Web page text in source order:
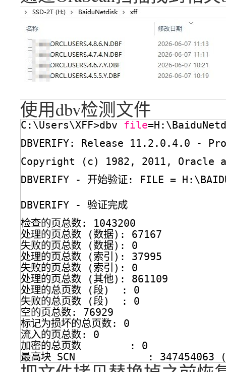
使用dbv检测文件
C:\Users\XFF>dbv file
DBVERIFY: Release 11.2.0.4.0 -
Copyright (c) 1982, 2011, Oracle
DBVERIFY - 开始验证: FILE =
DBVERIFY - 验证完成
检查的页总数: 1043200
处理的页总数 (数据): 67167
失败的页总数 (数据): 0
处理的页总数 (索引): 37995
失败的页总数 (索引): 0
处理的页总数 (其他): 861109
处理的总页数 (段)  : 0
失败的总页数 (段)  : 0
空的页总数: 76929
标记为损坏的总页数: 0
流入的页总数: 0
加密的总页数        : 0
最高块 SCN            : 347454063